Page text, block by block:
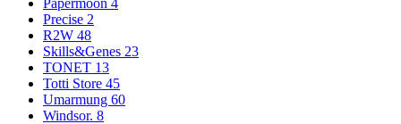
Papermoon 4
Precise 2
R2W 48
Skills&Genes 23
TONET 13
Totti Store 45
Umarmung 60
Windsor. 8